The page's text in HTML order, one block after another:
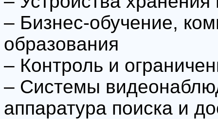
– Бизнес-обучение,
образования
– Контроль и
– Системы
аппаратура поиска и